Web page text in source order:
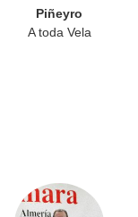
Piñeyro
A toda Vela